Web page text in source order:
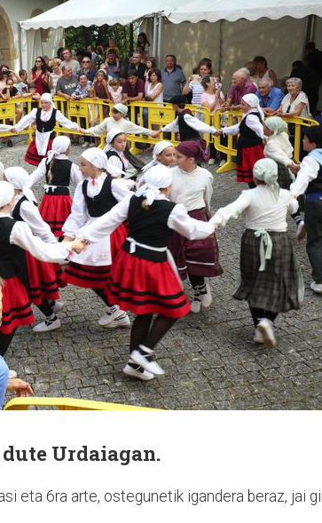
Urdaiagan.
eta 6ra arte, ostegunetik igandera beraz, jai